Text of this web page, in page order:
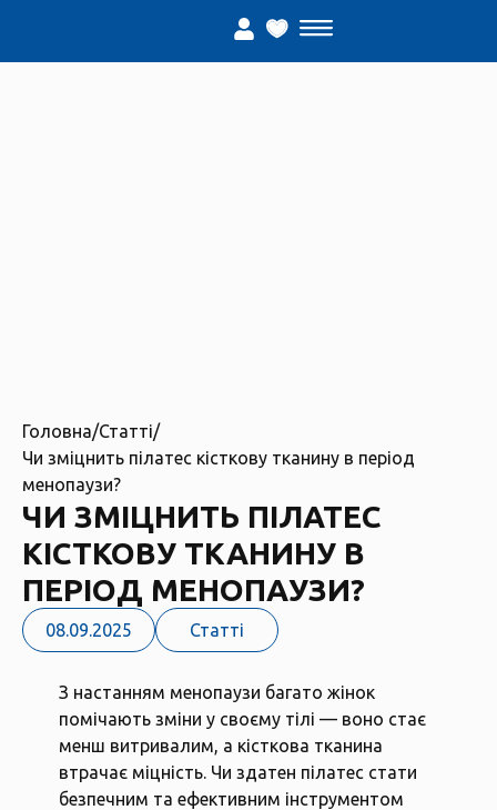
Головна/Статті/
Чи зміцнить пілатес кісткову тканину в період
менопаузи?
ЧИ ЗМІЦНИТЬ ПІЛАТЕС
КІСТКОВУ ТКАНИНУ В
ПЕРІОД МЕНОПАУЗИ?
08.09.2025 Статті
З настанням менопаузи багато жінок
помічають зміни у своєму тілі — воно стає
менш витривалим, а кісткова тканина
втрачає міцність. Чи здатен пілатес стати
безпечним та ефективним інструментом